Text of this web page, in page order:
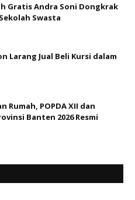
Gratis Andra Soni Dongkrak
Swasta
Larang Jual Beli Kursi dalam
Rumah, POPDA XII dan
Banten 2026 Resmi